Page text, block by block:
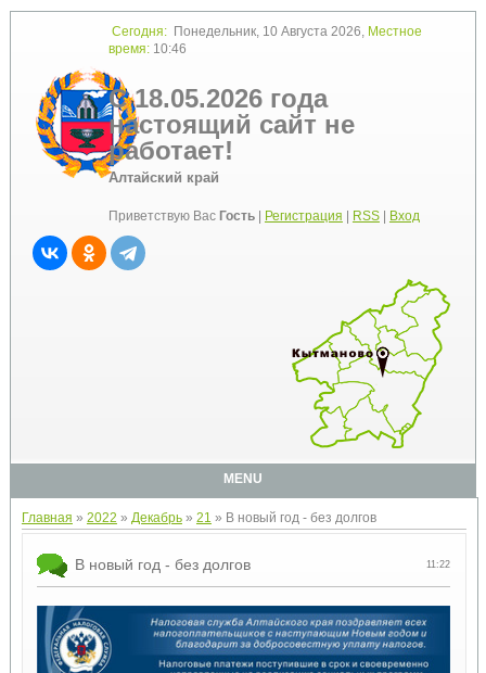
Сегодня:Понедельник, 10 Августа 2026, Местное
время:10:46
С 18.05.2026 года
настоящий сайт не
работает!
Алтайский край
Приветствую Вас Гость| Регистрация RSS| Вход
MENU
Главная » 2022 » Декабрь » 21 » В новый год - без долгов
11:22
В новый год - без долгов